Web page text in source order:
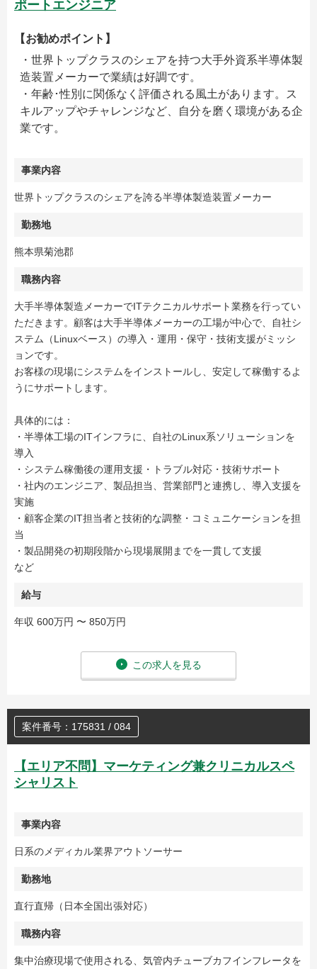
ポートエンジニア
【お勧めポイント】
・世界トップクラスのシェアを持つ大手外資系半導体製
造装置メーカーで業績は好調です。
・年齢･性別に関係なく評価される風土があります。ス
キルアップやチャレンジなど、自分を磨く環境がある企
業です。
事業内容
世界トップクラスのシェアを誇る半導体製造装置メーカー
勤務地
熊本県菊池郡
職務内容
大手半導体製造メーカーでITテクニカルサポート業務を行ってい
ただきます。顧客は大手半導体メーカーの工場が中心で、自社シ
ステム（Linuxベース）の導入・運用・保守・技術支援がミッシ
ョンです。
お客様の現場にシステムをインストールし、安定して稼働するよ
うにサポートします。
具体的には：
・半導体工場のITインフラに、自社のLinux系ソリューションを
導入
・システム稼働後の運用支援・トラブル対応・技術サポート
・社内のエンジニア、製品担当、営業部門と連携し、導入支援を
実施
・顧客企業のIT担当者と技術的な調整・コミュニケーションを担
当
・製品開発の初期段階から現場展開までを一貫して支援
など
給与
年収 600万円 〜 850万円
この求人を見る
案件番号：175831 / 084
【エリア不問】マーケティング兼クリニカルスペ
シャリスト
事業内容
日系のメディカル業界アウトソーサー
勤務地
直行直帰（日本全国出張対応）
職務内容
集中治療現場で使用される、気管内チューブカフインフレータを